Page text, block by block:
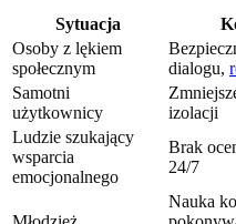
Sytuacja
Osoby z lękiem
społecznym
dialogu,
Samotni
użytkownicy
izolacji
Ludzie szukający
wsparcia
emocjonalnego
Brak
24/7
Nauka